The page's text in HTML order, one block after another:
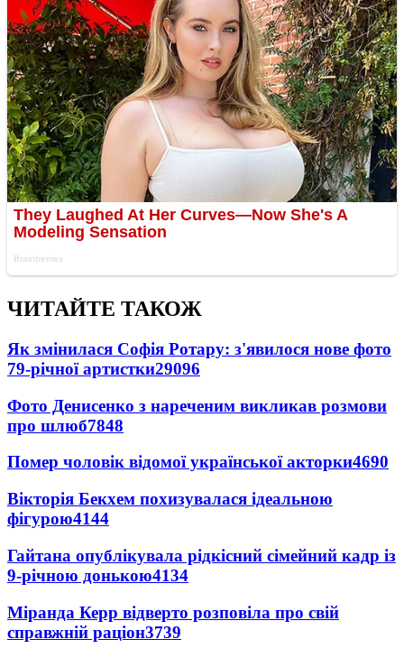
ЧИТАЙТЕ ТАКОЖ
Як змінилася Софія Ротару: з'явилося нове фото
79-річної артистки29096
Фото Денисенко з нареченим викликав розмови
про шлюб7848
Помер чоловік відомої української акторки4690
Вікторія Бекхем похизувалася ідеальною
фігурою4144
Гайтана опублікувала рідкісний сімейний кадр із
9-річною донькою4134
Міранда Керр відверто розповіла про свій
справжній раціон3739